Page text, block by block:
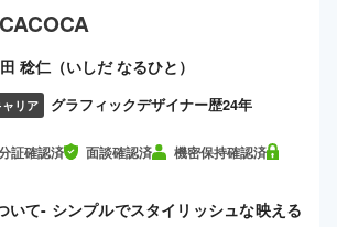
稔仁（いしだ なるひと）
ャリア グラフィックデザイナー歴24年
証確認済 面談確認済 機密保持確認済
いて- シンプルでスタイリッシュな映える